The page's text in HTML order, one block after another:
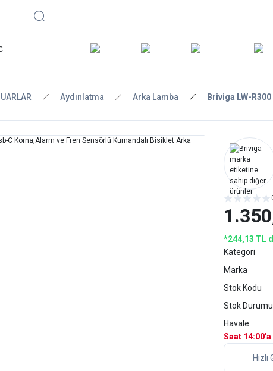
BİSİKLET AKSESUARLAR
Aydınlatma Arka Lamba Briviga LW-
*244,13 TL
Kategori
Marka
Stok Kodu
Stok Durumu
Havale
Saat